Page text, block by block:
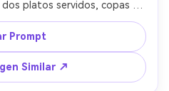
platos servidos, copas de
con reflejo cálido, Nikon Z7
de campo, atmósfera
--ar 4:5
Prompt
Similar ↗